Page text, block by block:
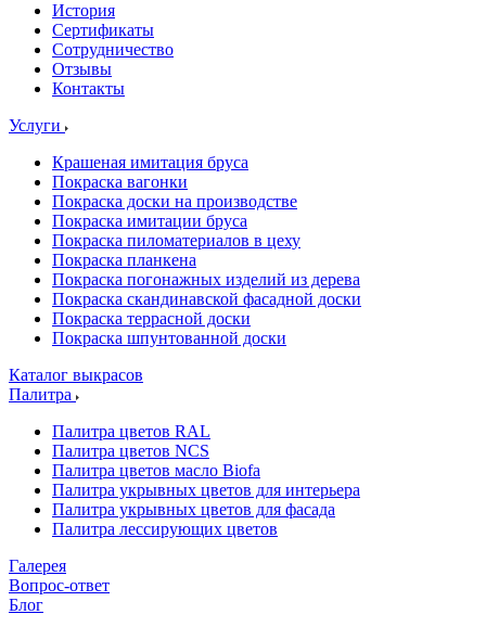
История
Сертификаты
Сотрудничество
Отзывы
Контакты
Услуги
Крашеная имитация бруса
Покраска вагонки
Покраска доски на производстве
Покраска имитации бруса
Покраска пиломатериалов в цеху
Покраска планкена
Покраска погонажных изделий из дерева
Покраска скандинавской фасадной доски
Покраска террасной доски
Покраска шпунтованной доски
Каталог выкрасов
Палитра
Палитра цветов RAL
Палитра цветов NCS
Палитра цветов масло Biofa
Палитра укрывных цветов для интерьера
Палитра укрывных цветов для фасада
Палитра лессирующих цветов
Галерея
Вопрос-ответ
Блог